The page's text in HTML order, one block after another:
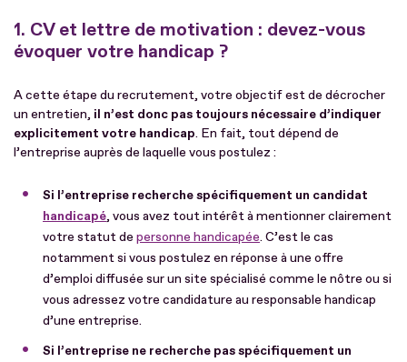
1. CV et lettre de motivation : devez-vous
évoquer votre handicap ?
A cette étape du recrutement, votre objectif est de décrocher
un entretien, il n’est donc pas toujours nécessaire d’indiquer
explicitement votre handicap. En fait, tout dépend de
l’entreprise auprès de laquelle vous postulez :
Si l’entreprise recherche spécifiquement un candidat
handicapé, vous avez tout intérêt à mentionner clairement
votre statut de personne handicapée. C’est le cas
notamment si vous postulez en réponse à une offre
d’emploi diffusée sur un site spécialisé comme le nôtre ou si
vous adressez votre candidature au responsable handicap
d’une entreprise.
Si l’entreprise ne recherche pas spécifiquement un